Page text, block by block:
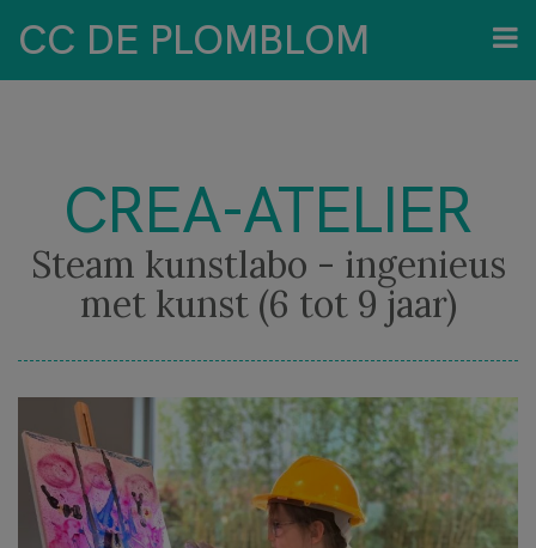
CC DE PLOMBLOM
CREA-ATELIER
Steam kunstlabo - ingenieus
met kunst (6 tot 9 jaar)